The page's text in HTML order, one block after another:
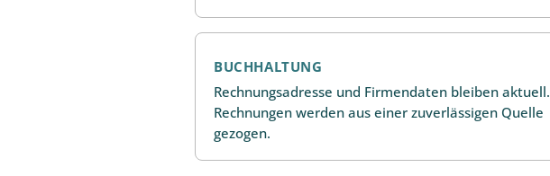
BUCHHALTUNG
Rechnungsadresse und Firmendaten bleiben aktuell.
Rechnungen werden aus einer zuverlässigen Quelle
gezogen.